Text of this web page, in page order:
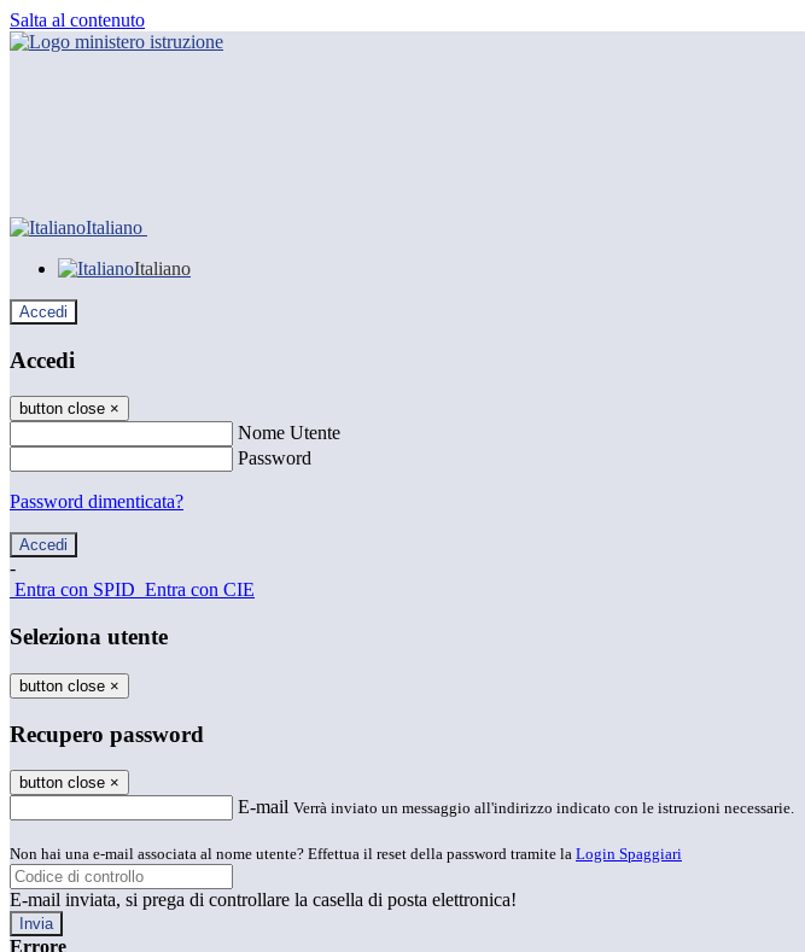
Salta al contenuto
Italiano
Italiano
Accedi
Accedi
button close ×
Nome Utente
Password
Password dimenticata?
-
Entra con SPID Entra con CIE
Seleziona utente
button close ×
Recupero password
button close ×
E-mail Verrà inviato un messaggio all'indirizzo indicato con le istruzioni necessarie.
Non hai una e-mail associata al nome utente? Effettua il reset della password tramite la Login Spaggiari
E-mail inviata, si prega di controllare la casella di posta elettronica!
Errore